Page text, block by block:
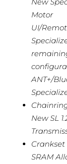
Motor
UI/
ANT+/
New SL
Crankset
SRAM